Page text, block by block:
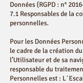
Données (RGPD : n°
7.1 Responsables de la
personnelles.
Pour les Données
le cadre de la création
l’Utilisateur et de sa
responsable du
Personnelles est :